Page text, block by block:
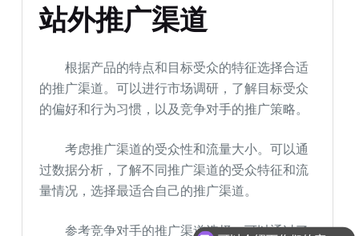
站外推广渠道
根据产品的特点和目标受众的特征选择合适
的推广渠道。可以进行市场调研，了解目标受众
的偏好和行为习惯，以及竞争对手的推广策略。
考虑推广渠道的受众性和流量大小。可以通
过数据分析，了解不同推广渠道的受众特征和流
量情况，选择最适合自己的推广渠道。
参考竞争对手的推广渠道选择。可以通过了 可以介绍下你们的产品么